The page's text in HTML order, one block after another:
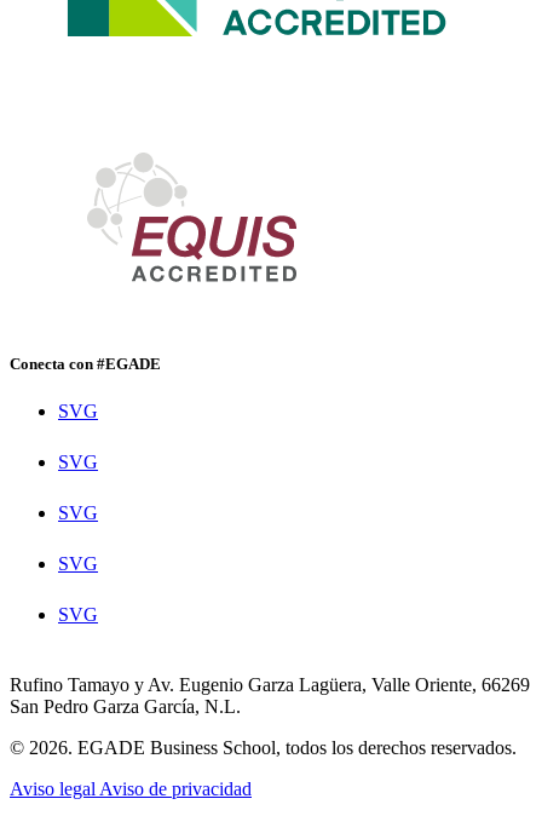
Conecta con #EGADE
SVG
SVG
SVG
SVG
SVG
Rufino Tamayo y Av. Eugenio Garza Lagüera, Valle Oriente, 66269
San Pedro Garza García, N.L.
© 2026. EGADE Business School, todos los derechos reservados.
Aviso legal Aviso de privacidad